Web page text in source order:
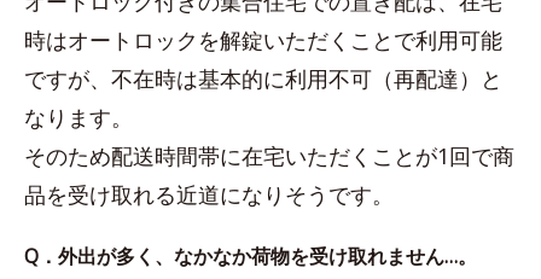
時はオートロックを解錠いただくことで利用可能
ですが、不在時は基本的に利用不可（再配達）と
なります。
そのため配送時間帯に在宅いただくことが1回で商
品を受け取れる近道になりそうです。
Q．外出が多く、なかなか荷物を受け取れません…。